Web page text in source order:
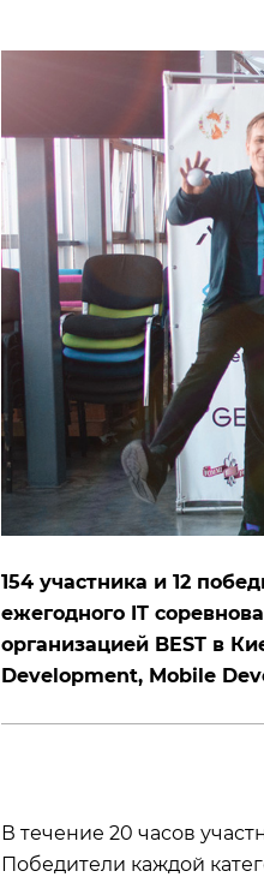
154 участника и 12
ежегодного IT
организацией BEST в
Development, Mobile
В течение 20 часов
Победители каждой